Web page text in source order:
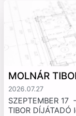
MOLNÁR
2026.07.27
SZEPTEMBER 17
TIBOR